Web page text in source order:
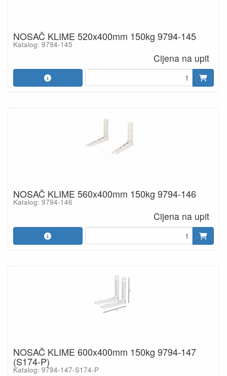
NOSAČ KLIME 520x400mm 150kg 9794-145
Katalog: 9794-145
Cijena na upit
NOSAČ KLIME 560x400mm 150kg 9794-146
Katalog: 9794-146
Cijena na upit
NOSAČ KLIME 600x400mm 150kg 9794-147
(S174-P)
Katalog: 9794-147-S174-P